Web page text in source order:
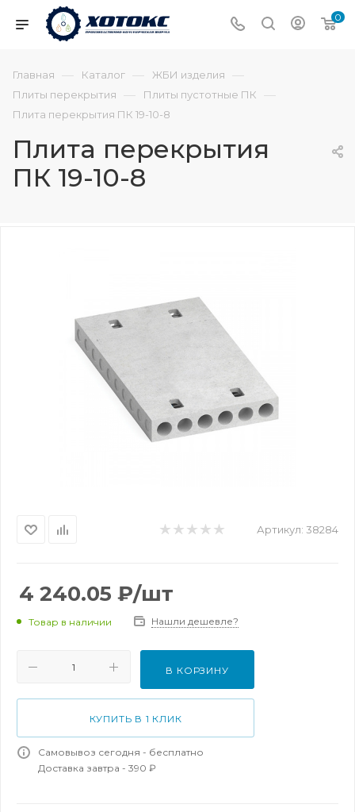
0
Главная — Каталог — ЖБИ изделия —
Плиты перекрытия — Плиты пустотные ПК —
Плита перекрытия ПК 19-10-8
Плита перекрытия
ПК 19-10-8
Артикул: 38284
4 240.05 ₽/шт
Товар в наличии Нашли дешевле?
В КОРЗИНУ
КУПИТЬ В 1 КЛИК
Самовывоз сегодня - бесплатно
Доставка завтра - 390 ₽